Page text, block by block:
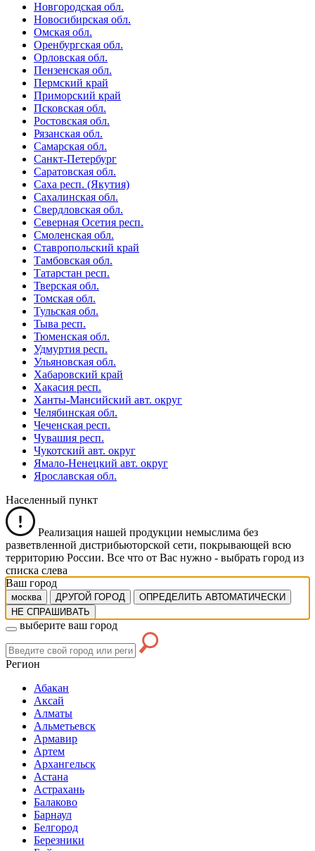
Новгородская обл.
Новосибирская обл.
Омская обл.
Оренбургская обл.
Орловская обл.
Пензенская обл.
Пермский край
Приморский край
Псковская обл.
Ростовская обл.
Рязанская обл.
Самарская обл.
Санкт-Петербург
Саратовская обл.
Саха респ. (Якутия)
Сахалинская обл.
Свердловская обл.
Северная Осетия респ.
Смоленская обл.
Ставропольский край
Тамбовская обл.
Татарстан респ.
Тверская обл.
Томская обл.
Тульская обл.
Тыва респ.
Тюменская обл.
Удмуртия респ.
Ульяновская обл.
Хабаровский край
Хакасия респ.
Ханты-Мансийский авт. округ
Челябинская обл.
Чеченская респ.
Чувашия респ.
Чукотский авт. округ
Ямало-Ненецкий авт. округ
Ярославская обл.
Населенный пункт
Реализация нашей продукции немыслима без
разветвленной дистрибьюторской сети, покрывающей всю
территорию России. Все что от Вас нужно - выбрать город из
списка слева
Ваш город
москва ДРУГОЙ ГОРОД
ОПРЕДЕЛИТЬ АВТОМАТИЧЕСКИ
НЕ СПРАШИВАТЬ
выберите ваш город
Регион
Абакан
Аксай
Алматы
Альметьевск
Армавир
Артем
Архангельск
Астана
Астрахань
Балаково
Барнаул
Белгород
Березники